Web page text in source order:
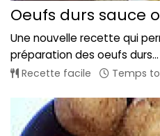
Oeufs durs sauce
Une nouvelle recette qui
préparation des oeufs durs...
Recette facile Temps